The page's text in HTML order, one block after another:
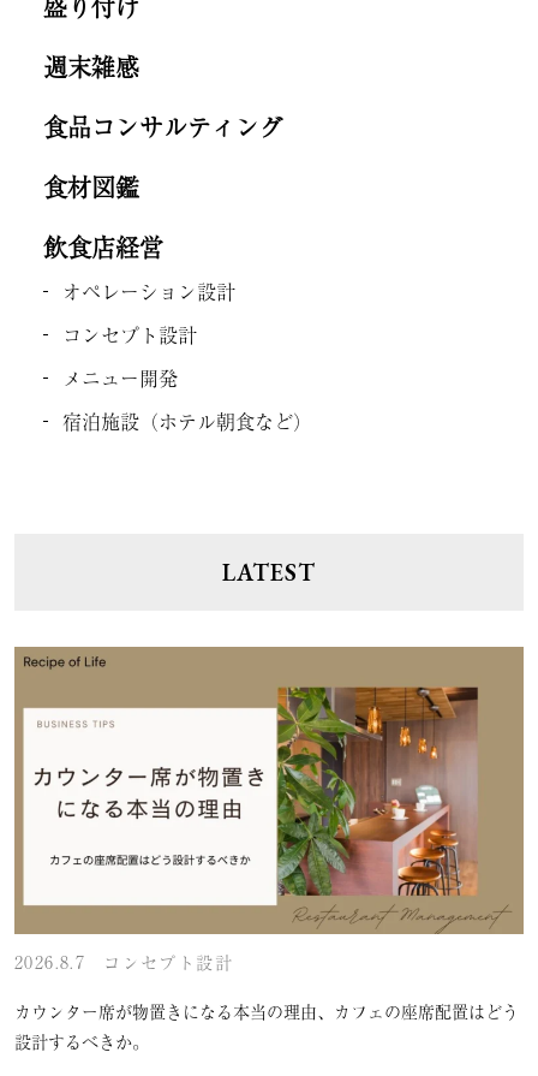
盛り付け
週末雑感
食品コンサルティング
食材図鑑
飲食店経営
オペレーション設計
コンセプト設計
メニュー開発
宿泊施設（ホテル朝食など）
LATEST
2026.8.7 コンセプト設計
カウンター席が物置きになる本当の理由、カフェの座席配置はどう
設計するべきか。